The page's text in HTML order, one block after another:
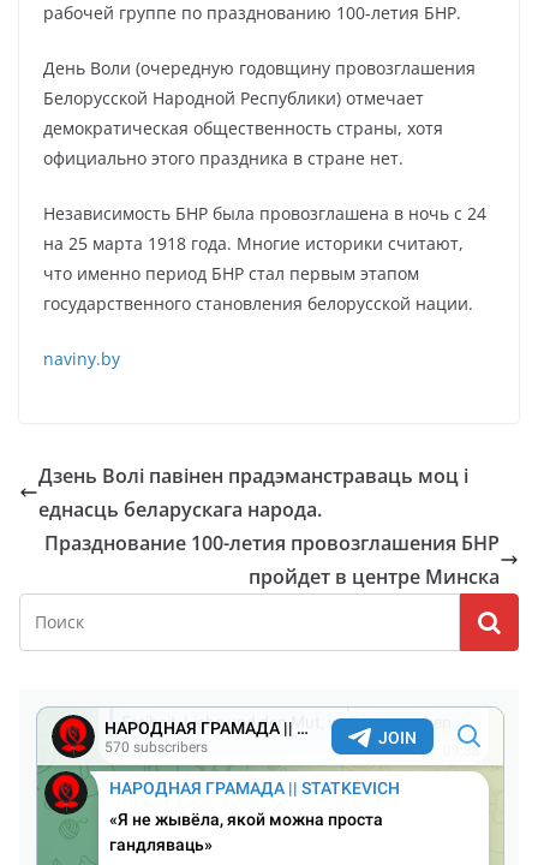
рабочей группе по празднованию 100-летия БНР.
День Воли (очередную годовщину провозглашения
Белорусской Народной Республики) отмечает
демократическая общественность страны, хотя
официально этого праздника в стране нет.
Независимость БНР была провозглашена в ночь с 24
на 25 марта 1918 года. Многие историки считают,
что именно период БНР стал первым этапом
государственного становления белорусской нации.
naviny.by
Дзень Волі павінен прадэманстраваць моц і
еднасць беларускага народа.
Празднование 100-летия провозглашения БНР
пройдет в центре Минска